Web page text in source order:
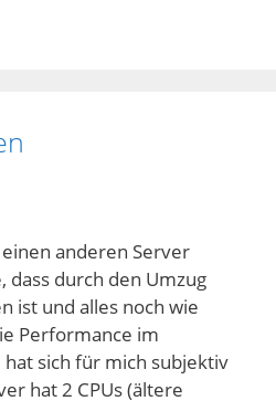
anderen Server
dass durch den Umzug
ist und alles noch wie
Performance im
sich für mich subjektiv
hat 2 CPUs (ältere